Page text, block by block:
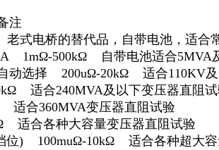
注
电桥的替代品，自带电池，适合
1mΩ-500kΩ 自带电池适合5MVA
动选择 200uΩ-20kΩ 适合110KV及
适合240MVA及以下变压器直阻试
合360MVA变压器直阻试验
合各种大容量变压器直阻试验
位) 100muΩ-10kΩ 适合各种超大容